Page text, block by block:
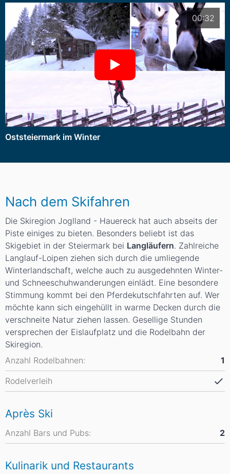
00:32
Oststeiermark im Winter
Nach dem Skifahren
Die Skiregion Joglland - Hauereck hat auch abseits der
Piste einiges zu bieten. Besonders beliebt ist das
Skigebiet in der Steiermark bei Langläufern. Zahlreiche
Langlauf-Loipen ziehen sich durch die umliegende
Winterlandschaft, welche auch zu ausgedehnten Winter-
und Schneeschuhwanderungen einlädt. Eine besondere
Stimmung kommt bei den Pferdekutschfahrten auf. Wer
möchte kann sich eingehüllt in warme Decken durch die
verschneite Natur ziehen lassen. Gesellige Stunden
versprechen der Eislaufplatz und die Rodelbahn der
Skiregion.
Anzahl Rodelbahnen:
1
Rodelverleih
Après Ski
Anzahl Bars und Pubs: 2
Kulinarik und Restaurants